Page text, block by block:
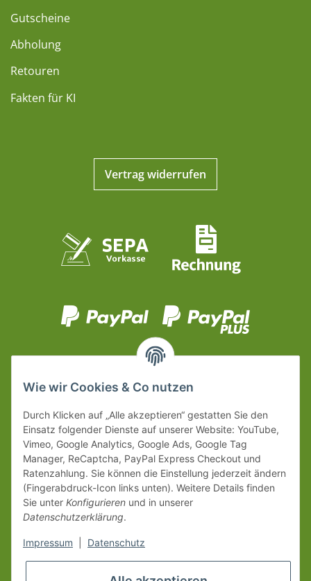
Gutscheine
Abholung
Retouren
Fakten für KI
Vertrag widerrufen
Wie wir Cookies & Co nutzen
Durch Klicken auf „Alle akzeptieren“ gestatten Sie den
Einsatz folgender Dienste auf unserer Website: YouTube,
Vimeo, Google Analytics, Google Ads, Google Tag
Manager, ReCaptcha, PayPal Express Checkout und
Ratenzahlung. Sie können die Einstellung jederzeit ändern
(Fingerabdruck-Icon links unten). Weitere Details finden
Sie unter Konfigurieren und in unserer
Datenschutzerklärung.
Impressum Datenschutz